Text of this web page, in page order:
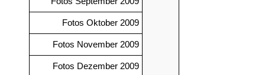
Fotos Oktober 2009
Fotos November 2009
Fotos Dezember 2009